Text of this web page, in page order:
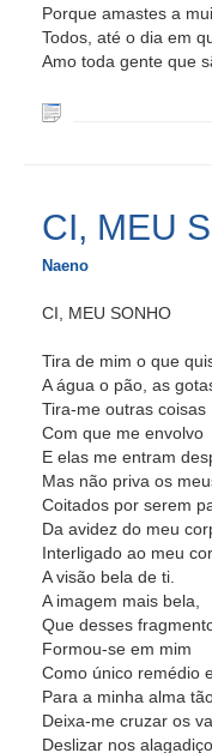
Porque amastes a
Todos, até o dia em
Amo toda gente que
CI, MEU
Naeno
CI, MEU SONHO
Tira de mim o que
A água o pão, as
Tira-me outras coisas
Com que me envolvo
E elas me entram
Mas não priva os
Coitados por serem
Da avidez do meu
Interligado ao meu
A visão bela de ti.
A imagem mais bela,
Que desses
Formou-se em mim
Como único remédio
Para a minha alma
Deixa-me cruzar os
Deslizar nos